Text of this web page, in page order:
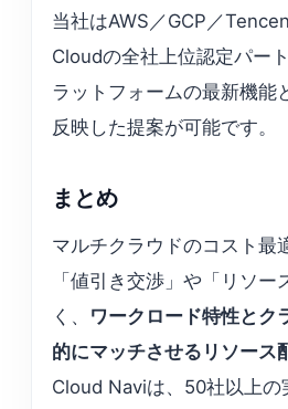
当社はAWS／GCP／
Cloudの全社上位認定パー
ラットフォームの最新機能
反映した提案が可能です。
まとめ
マルチクラウドのコスト最
「値引き交渉」や「リソー
く、 ワークロード特性とク
的にマッチさせるリソース
Cloud Naviは、50社以上の